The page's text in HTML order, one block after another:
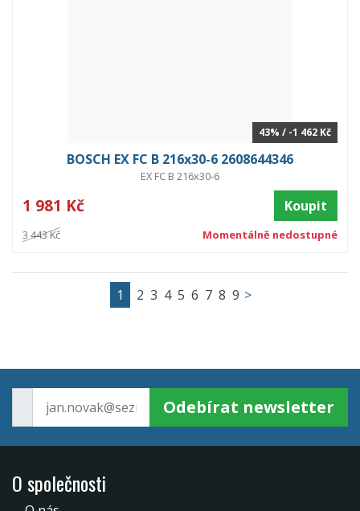
43% / -1 462 Kč
BOSCH EX FC B 216x30-6 2608644346
EX FC B 216x30-6
1 981 Kč Koupit
3 443 Kč Momentálně nedostupné
1 2 3 4 5 6 7 8 9 >
Odebírat newsletter
O společnosti